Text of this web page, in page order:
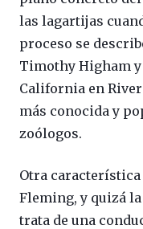
las lagartijas
proceso se
Timothy Higham
California en
más conocida y
zoólogos.
Otra
Fleming, y quizá
trata de una